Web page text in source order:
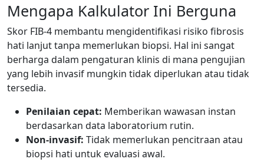
Mengapa Kalkulator Ini Berguna
Skor FIB-4 membantu mengidentifikasi risiko fibrosis
hati lanjut tanpa memerlukan biopsi. Hal ini sangat
berharga dalam pengaturan klinis di mana pengujian
yang lebih invasif mungkin tidak diperlukan atau tidak
tersedia.
Penilaian cepat: Memberikan wawasan instan
berdasarkan data laboratorium rutin.
Non-invasif: Tidak memerlukan pencitraan atau
biopsi hati untuk evaluasi awal.